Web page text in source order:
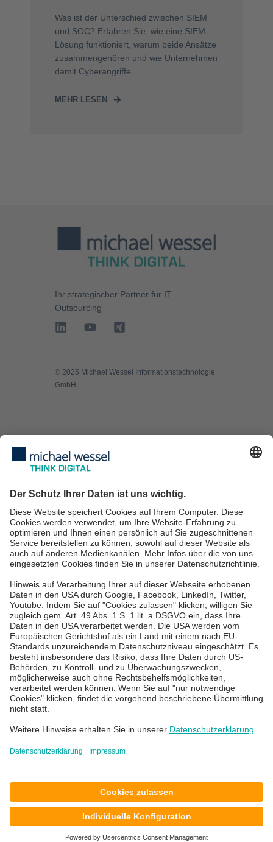
Was ist der Unterschied zwischen SIEM
und SOC? Erfahren Sie, wie eine SIEM-
Lösung funktioniert, warum beide Ansätze
zusammengehören und wie Unternehmen
damit Cyberangriffe ...
MEHR LESEN
Ihr strategischer Partner für IT
Outsourcing
©️ 2025 Michael Wessel Informationstechnologie
GmbH
Managed Services
IT Consulting
IT-Services für KMU
IT Service Desk
Über uns
Karriere
Blog
News & Events
Standorte
Datenschutz
AGB